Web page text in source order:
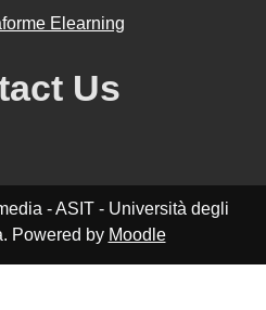
Elearning
Us
- ASIT - Università degli
Powered by Moodle